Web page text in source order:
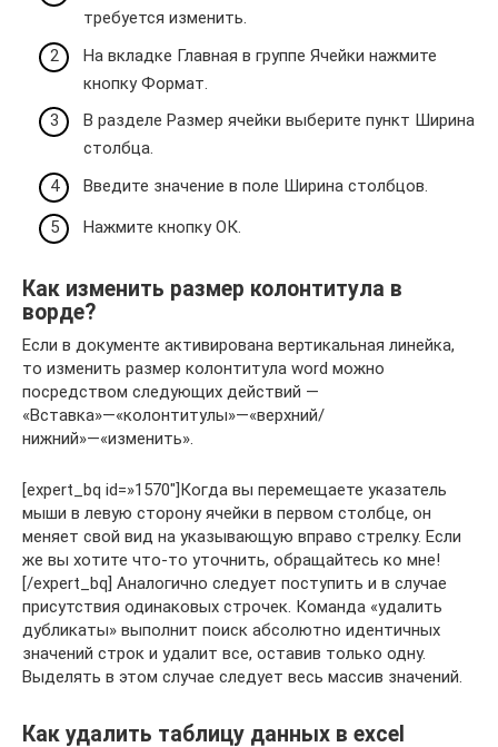
требуется изменить.
На вкладке Главная в группе Ячейки нажмите
кнопку Формат.
В разделе Размер ячейки выберите пункт Ширина
столбца.
Введите значение в поле Ширина столбцов.
Нажмите кнопку ОК.
Как изменить размер колонтитула в
ворде?
Если в документе активирована вертикальная линейка,
то изменить размер колонтитула word можно
посредством следующих действий —
«Вставка»—«колонтитулы»—«верхний/
нижний»—«изменить».
[expert_bq id=»1570″]Когда вы перемещаете указатель
мыши в левую сторону ячейки в первом столбце, он
меняет свой вид на указывающую вправо стрелку. Если
же вы хотите что-то уточнить, обращайтесь ко мне!
[/expert_bq] Аналогично следует поступить и в случае
присутствия одинаковых строчек. Команда «удалить
дубликаты» выполнит поиск абсолютно идентичных
значений строк и удалит все, оставив только одну.
Выделять в этом случае следует весь массив значений.
Как удалить таблицу данных в excel